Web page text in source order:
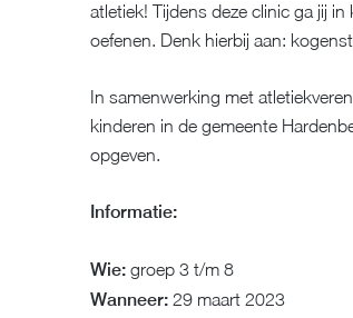
atletiek! Tijdens deze clinic ga jij
oefenen. Denk hierbij aan:
In samenwerking met
kinderen in de gemeente
opgeven.
Informatie:
Wie: groep 3 t/m 8
Wanneer: 29 maart 2023